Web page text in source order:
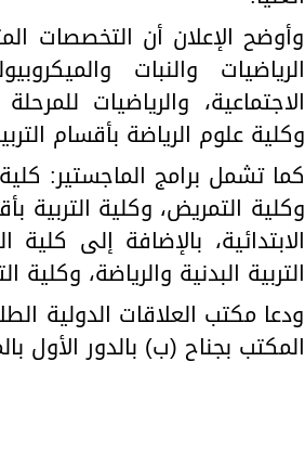
وأوضح الإعلان أن التخصصات
الرياضيات والنبات
الاجتماعية، والرياضيات
وكلية علوم الرياضة بأقسام
كما تشمل برامج الماجستير:
وكلية التمريض، وكلية التربية
الابتدائية، بالإضافة إلى
التربية البدنية والرياضة،
ودعا مكتب العلاقات الدولية
المكتب بجناح (ب) بالدور الأول